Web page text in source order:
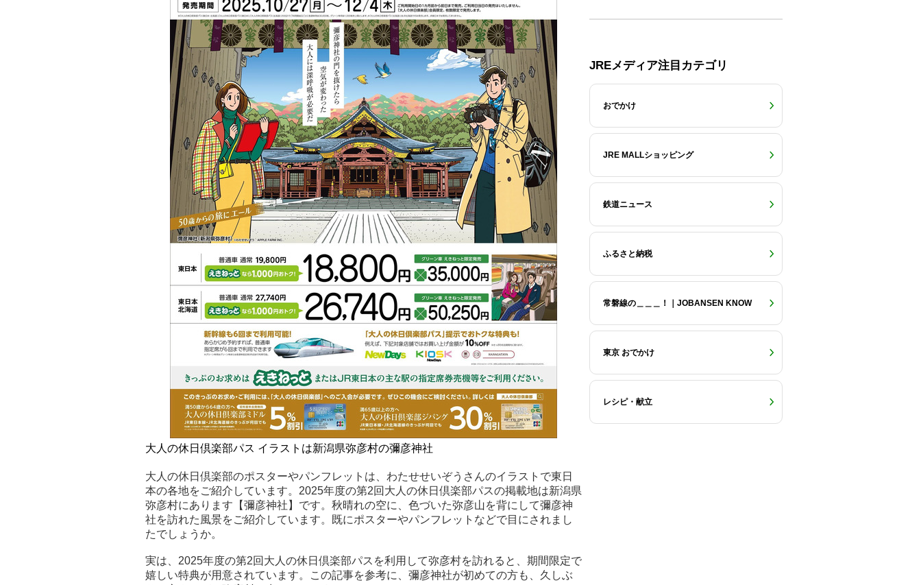
大人の休日倶楽部パス イラストは新潟県弥彦村の彌彦神社
大人の休日倶楽部のポスターやパンフレットは、わたせせいぞうさんのイラストで東日
本の各地をご紹介しています。2025年度の第2回大人の休日倶楽部パスの掲載地は新潟県
弥彦村にあります【彌彦神社】です。秋晴れの空に、色づいた弥彦山を背にして彌彦神
社を訪れた風景をご紹介しています。既にポスターやパンフレットなどで目にされまし
たでしょうか。
実は、2025年度の第2回大人の休日倶楽部パスを利用して弥彦村を訪れると、期間限定で
嬉しい特典が用意されています。この記事を参考に、彌彦神社が初めての方も、久しぶ
JREメディア注目カテゴリ
おでかけ
JRE MALLショッピング
鉄道ニュース
ふるさと納税
常磐線の＿＿＿！｜JOBANSEN KNOW
東京 おでかけ
レシピ・献立